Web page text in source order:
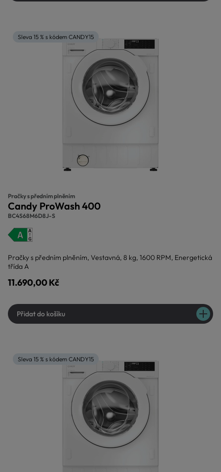
Sleva 15 % s kódem CANDY15
Pračky s předním plněním
Candy ProWash 400
BC4S68M6D8J-S
Pračky s předním plněním, Vestavná, 8 kg, 1600 RPM, Energetická
třída A
11.690,00 Kč
Přidat do košíku
Sleva 15 % s kódem CANDY15